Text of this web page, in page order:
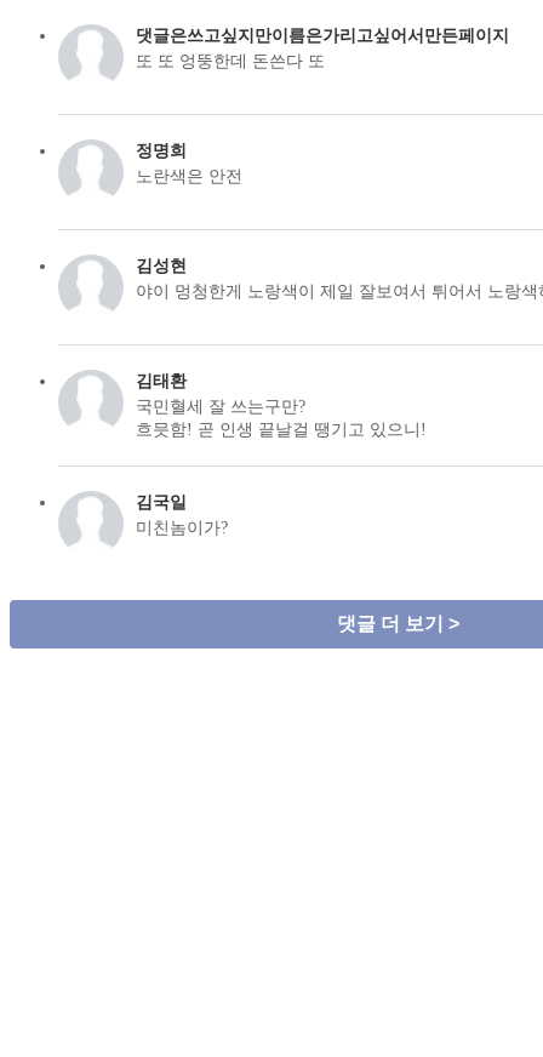
댓글은쓰고싶지만이름은가리고싶어서만든페이지
또 또 엉뚱한데 돈쓴다 또
정명희
노란색은 안전
김성현
야이 멍청한게 노랑색이 제일 잘보여서 튀어서 노랑색
김태환
국민혈세 잘 쓰는구만?
흐믓함! 곧 인생 끝날걸 땡기고 있으니!
김국일
미친놈이가?
댓글 더 보기 >